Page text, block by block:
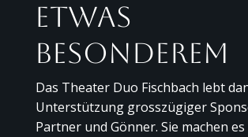
etwas
Besonderem
Das Theater Duo Fischbach lebt
Unterstützung grosszügiger
Partner und Gönner. Sie machen